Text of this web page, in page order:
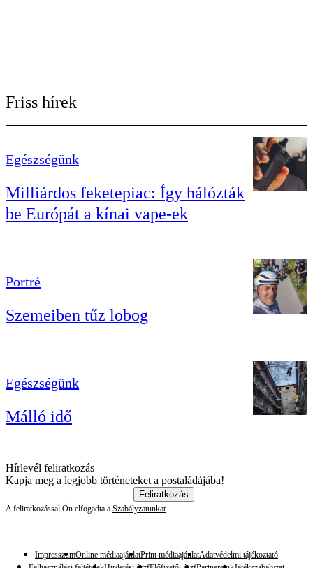
Friss hírek
Egészségünk
Milliárdos feketepiac: Így hálózták
be Európát a kínai vape-ek
Portré
Szemeiben tűz lobog
Egészségünk
Málló idő
Hírlevél feliratkozás
Kapja meg a legjobb történeteket a postaládájába!
Feliratkozás
A feliratkozással Ön elfogadta a Szabályzatunkat
ImpresszumOnline médiaajánlatPrint médiaajánlatAdatvédelmi tájékoztató